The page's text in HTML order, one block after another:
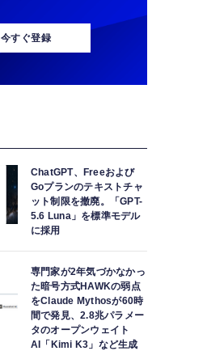
今すぐ登録
ChatGPT、Freeおよび
Goプランのテキストチャ
ット制限を撤廃。「GPT-
5.6 Luna」を標準モデル
に採用
専門家が2年気づかなかっ
た暗号方式HAWKの弱点
をClaude Mythosが60時
間で発見、2.8兆パラメー
タのオープンウェイト
AI「Kimi K3」など生成